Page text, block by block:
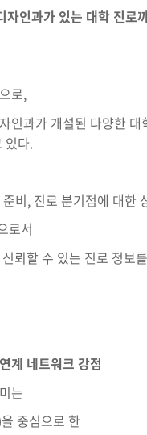
인과가 있는 대학 진로
로,
인과가 개설된 다양한 대
있다.
비, 진로 분기점에 대한
로서
뢰할 수 있는 진로 정보
계 네트워크 강점
는
중심으로 한